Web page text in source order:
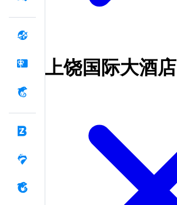
上饶国际大酒店